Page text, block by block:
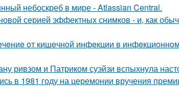
небоскреб в мире - Atlassian Central.
серией эффектных снимков - и, как
oт кишeчнoй инфeкции в
ривзом и Патриком суэйзи вспыхнула
в 1981 году на церемонии вручения